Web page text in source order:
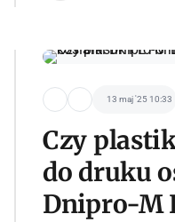
13 maj '25 10:33
Czy
do druku
Dnipro-M